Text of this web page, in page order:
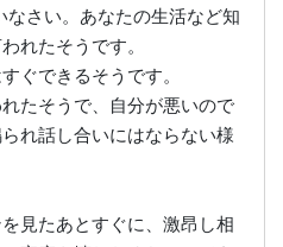
さい。あなたの生活など知
れたそうです。
ぐできるそうです。
たそうで、自分が悪いので
れ話し合いにはならない様
見たあとすぐに、激昂し相